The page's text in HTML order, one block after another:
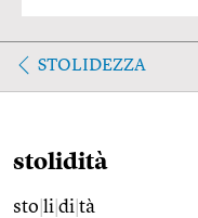
STOLIDEZZA
stolidità
sto li di tà